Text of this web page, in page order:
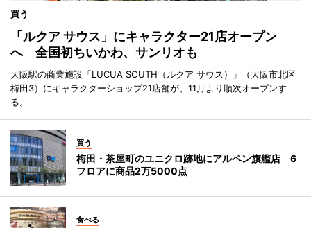
買う
「ルクア サウス」にキャラクター21店オープン
へ 全国初ちいかわ、サンリオも
大阪駅の商業施設「LUCUA SOUTH（ルクア サウス）」（大阪市北区
梅田3）にキャラクターショップ21店舗が、11月より順次オープンす
る。
買う
梅田・茶屋町のユニクロ跡地にアルペン旗艦店 6
フロアに商品2万5000点
食べる